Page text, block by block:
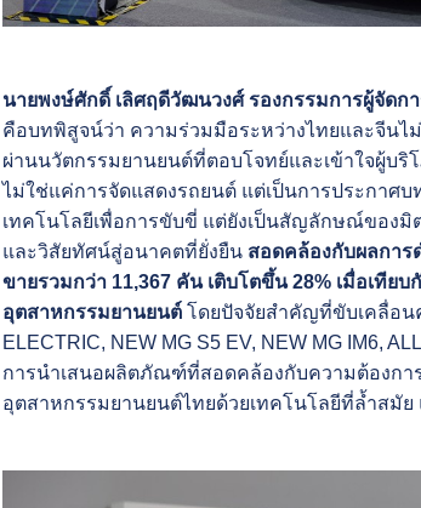
นายพงษ์ศักดิ์ เลิศฤดีวัฒนวงศ์ รองกรรมการผู้จัดก
คือบทพิสูจน์ว่า ความร่วมมือระหว่างไทยและจีนไ
ผ่านนวัตกรรมยานยนต์ที่ตอบโจทย์และเข้าใจผู้บริ
ไม่ใช่แค่การจัดแสดงรถยนต์ แต่เป็นการประกาศ
เทคโนโลยีเพื่อการขับขี่ แต่ยังเป็นสัญลักษณ์ของ
และวิสัยทัศน์สู่อนาคตที่ยั่งยืน สอดคล้องกับผลการ
ขายรวมกว่า 11,367 คัน เติบโตขึ้น 28% เมื่อเทีย
อุตสาหกรรมยานยนต์โดยปัจจัยสำคัญที่ขับเคลื่อนค
ELECTRIC, NEW MG S5 EV, NEW MG IM6,
การนำเสนอผลิตภัณฑ์ที่สอดคล้องกับความต้องกา
อุตสาหกรรมยานยนต์ไทยด้วยเทคโนโลยีที่ล้ำสมั